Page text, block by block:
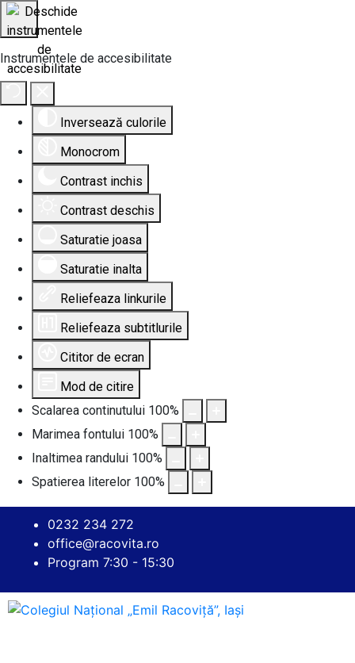
Instrumentele de accesibilitate
Inversează culorile
Monocrom
Contrast inchis
Contrast deschis
Saturatie joasa
Saturatie inalta
Reliefeaza linkurile
Reliefeaza subtitlurile
Cititor de ecran
Mod de citire
Scalarea continutului 100%
Marimea fontului 100%
Inaltimea randului 100%
Spatierea literelor 100%
0232 234 272
office@racovita.ro
Program 7:30 - 15:30